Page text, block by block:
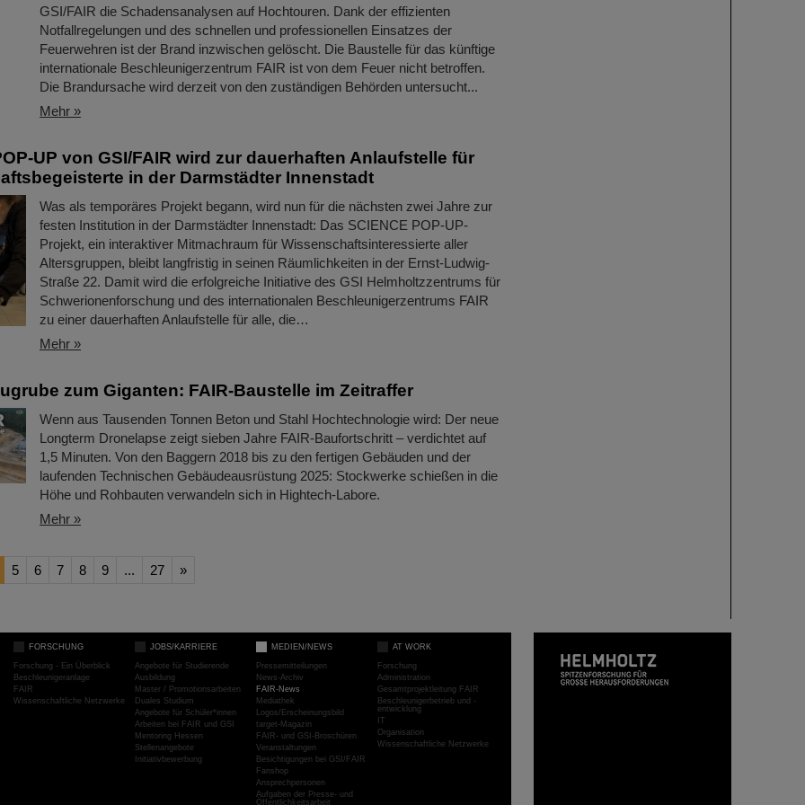
GSI/FAIR die Schadensanalysen auf Hochtouren. Dank der effizienten
Notfallregelungen und des schnellen und professionellen Einsatzes der
Feuerwehren ist der Brand inzwischen gelöscht. Die Baustelle für das künftige
internationale Beschleunigerzentrum FAIR ist von dem Feuer nicht betroffen.
Die Brandursache wird derzeit von den zuständigen Behörden untersucht...
Mehr »
UP von GSI/FAIR wird zur dauerhaften Anlaufstelle für
in der Darmstädter Innenstadt
Was als temporäres Projekt begann, wird nun für die nächsten zwei Jahre zur
festen Institution in der Darmstädter Innenstadt: Das SCIENCE POP-UP-
Projekt, ein interaktiver Mitmachraum für Wissenschaftsinteressierte aller
Altersgruppen, bleibt langfristig in seinen Räumlichkeiten in der Ernst-Ludwig-
Straße 22. Damit wird die erfolgreiche Initiative des GSI Helmholtzzentrums für
Schwerionenforschung und des internationalen Beschleunigerzentrums FAIR
zu einer dauerhaften Anlaufstelle für alle, die…
Mehr »
zum Giganten: FAIR-Baustelle im Zeitraffer
Wenn aus Tausenden Tonnen Beton und Stahl Hochtechnologie wird: Der neue
Longterm Dronelapse zeigt sieben Jahre FAIR-Baufortschritt – verdichtet auf
1,5 Minuten. Von den Baggern 2018 bis zu den fertigen Gebäuden und der
laufenden Technischen Gebäudeausrüstung 2025: Stockwerke schießen in die
Höhe und Rohbauten verwandeln sich in Hightech-Labore.​
Mehr »
5 6 7 8 9 ... 27 »
FORSCHUNG
Forschung - Ein Überblick
Beschleunigeranlage
FAIR
Wissenschaftliche Netzwerke
JOBS/KARRIERE
Angebote für Studierende
Ausbildung
Master / Promotionsarbeiten
Duales Studium
Angebote für Schüler*innen
Arbeiten bei FAIR und GSI
Mentoring Hessen
Stellenangebote
Initiativbewerbung
MEDIEN/NEWS
Pressemitteilungen
News-Archiv
FAIR-News
Mediathek
Logos/Erscheinungsbild
target-Magazin
FAIR- und GSI-Broschüren
Veranstaltungen
Besichtigungen bei GSI/FAIR
Fanshop
Ansprechpersonen
Aufgaben der Presse- und
Öffentlichkeitsarbeit
AT WORK
Forschung
Administration
Gesamtprojektleitung FAIR
Beschleunigerbetrieb und -
entwicklung
IT
Organisation
Wissenschaftliche Netzwerke